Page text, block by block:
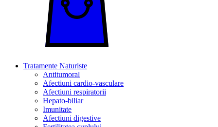
Tratamente Naturiste
Antitumoral
Afectiuni cardio-vasculare
Afectiuni respiratorii
Hepato-biliar
Imunitate
Afectiuni digestive